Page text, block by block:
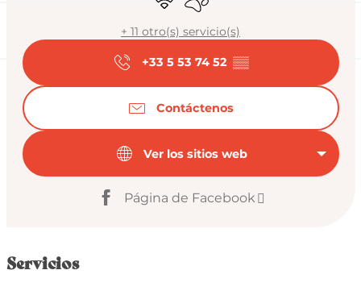
+ 11 otro(s) servicio(s)
+33 5 53 74 52 ▒▒
Contáctenos
Ver los sitios web
Página de Facebook
Servicios